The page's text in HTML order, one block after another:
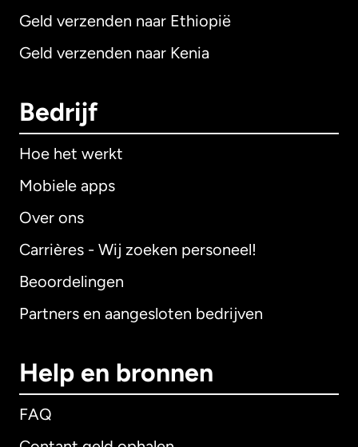
Geld verzenden naar Ethiopië
Geld verzenden naar Kenia
Bedrijf
Hoe het werkt
Mobiele apps
Over ons
Carrières - Wij zoeken personeel!
Beoordelingen
Partners en aangesloten bedrijven
Help en bronnen
FAQ